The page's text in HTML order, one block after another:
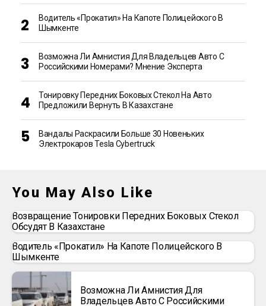
Водитель «прокатил» На Капоте Полицейского В
Шымкенте
Возможна Ли Амнистия Для Владельцев Авто С
Российскими Номерами? Мнение Эксперта
Тонировку Передних Боковых Стекол На Авто
Предложили Вернуть В Казахстане
Вандалы Раскрасили Больше 30 Новеньких
Электрокаров Tesla Cybertruck
You May Also Like
Возвращение Тонировки Передних Боковых Стекол
Обсудят В Казахстане
Водитель «прокатил» На Капоте Полицейского В
Шымкенте
Возможна Ли Амнистия Для
Владельцев Авто С Российскими